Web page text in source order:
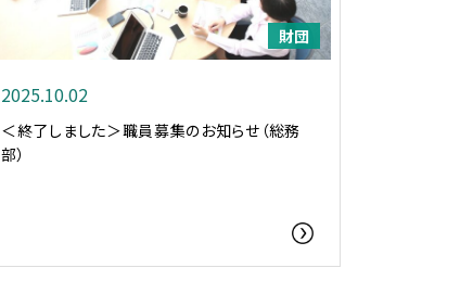
財団
2025.10.02
＜終了しました＞職員募集のお知らせ（総務
部）